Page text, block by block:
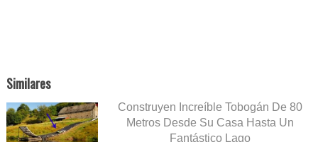
Similares
Construyen Increíble Tobogán De 80
Metros Desde Su Casa Hasta Un
Fantástico Lago